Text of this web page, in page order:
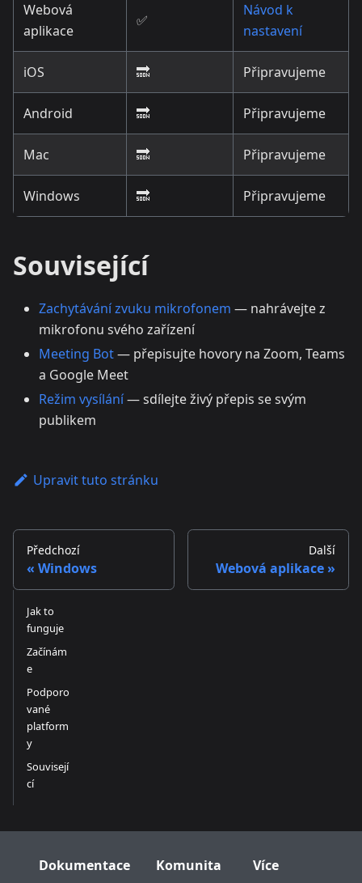
Webová
aplikace
✅
Návod k
nastavení
iOS 🔜 Připravujeme
Android 🔜 Připravujeme
Mac 🔜 Připravujeme
Windows 🔜 Připravujeme
Související
Zachytávání zvuku mikrofonem — nahrávejte z
mikrofonu svého zařízení
Meeting Bot— přepisujte hovory na Zoom, Teams
a Google Meet
Režim vysílání— sdílejte živý přepis se svým
publikem
Upravit tuto stránku
Předchozí
Windows
Další
Webová aplikace
Jak to
funguje
Začínám
e
Podporo
vané
platform
y
Souvisejí
cí
Dokumentace Komunita Více